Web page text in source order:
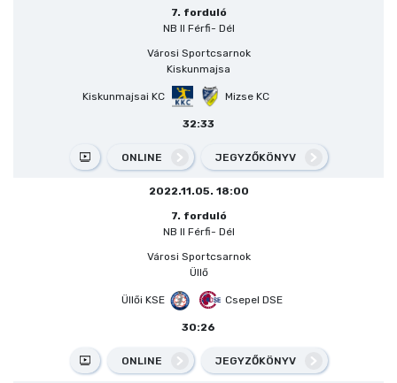
7. forduló
NB II Férfi- Dél
Városi Sportcsarnok
Kiskunmajsa
Kiskunmajsai KC Mizse KC
32:33
ONLINE JEGYZŐKÖNYV
2022.11.05. 18:00
7. forduló
NB II Férfi- Dél
Városi Sportcsarnok
Üllő
Üllői KSE Csepel DSE
30:26
ONLINE JEGYZŐKÖNYV